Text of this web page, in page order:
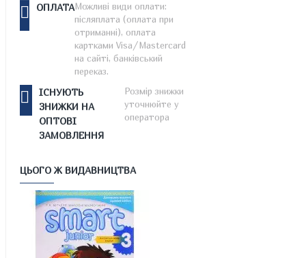
ОПЛАТАМожливі види оплати:
післяплата (оплата при
отриманні), оплата
картками Visa/Mastercard
на сайті, банківський
переказ.
ІСНУЮТЬ
ЗНИЖКИ НА
ОПТОВІ
ЗАМОВЛЕННЯ
Розмір знижки
уточнюйте у
оператора
ЦЬОГО Ж ВИДАВНИЦТВА